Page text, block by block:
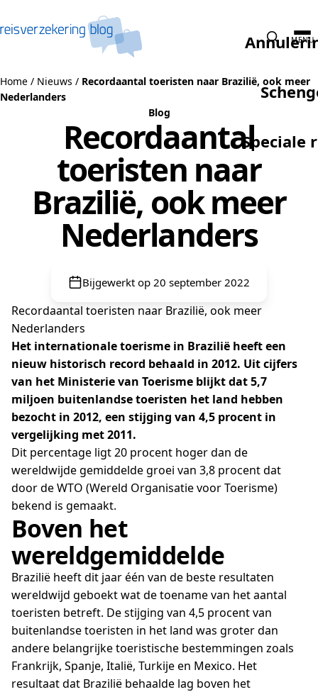
Speciale
MENU
Home / Nieuws / Recordaantal toeristen naar Brazilië, ook meer
Nederlanders
Blog
Recordaantal
toeristen naar
Brazilië, ook meer
Nederlanders
Bijgewerkt op 20 september 2022
Recordaantal toeristen naar Brazilië, ook meer
Nederlanders
Het internationale toerisme in Brazilië heeft een
nieuw historisch record behaald in 2012. Uit cijfers
van het Ministerie van Toerisme blijkt dat 5,7
miljoen buitenlandse toeristen het land hebben
bezocht in 2012, een stijging van 4,5 procent in
vergelijking met 2011.
Dit percentage ligt 20 procent hoger dan de
wereldwijde gemiddelde groei van 3,8 procent dat
door de WTO (Wereld Organisatie voor Toerisme)
bekend is gemaakt.
Boven het
wereldgemiddelde
Brazilië heeft dit jaar één van de beste resultaten
wereldwijd geboekt wat de toename van het aantal
toeristen betreft. De stijging van 4,5 procent van
buitenlandse toeristen in het land was groter dan
andere belangrijke toeristische bestemmingen zoals
Frankrijk, Spanje, Italië, Turkije en Mexico. Het
resultaat dat Brazilië behaalde lag boven het